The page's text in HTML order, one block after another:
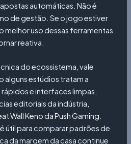
automáticas. Não é
de gestão. Se o jogo estiver
melhor uso dessas ferramentas
reativa.
do ecossistema, vale
estúdios tratam a
e interfaces limpas,
editoriais da indústria,
Wall Keno da Push Gaming
útil para comparar padrões de
da margem da casa continue